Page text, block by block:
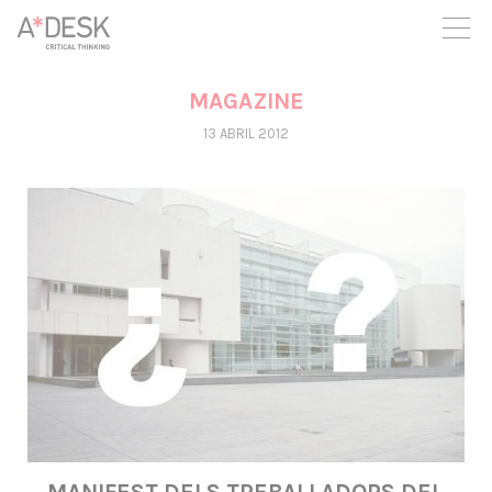
seguim necessitant-te per a poder seguir endavant. Ara pots
participar del projecte i recolzar-lo.
MAGAZINE
13 ABRIL 2012